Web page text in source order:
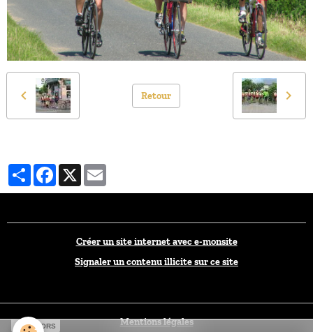
Retour
PartagerFacebook
X
Créer un site internet avec e-monsite
Signaler un contenu illicite sur ce site
Mentions légales
SPONSORS